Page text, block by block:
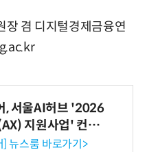
장 겸 디지털경제금융연
, 서울AI허브 '2026
지원사업' 컨소
] 뉴스룸 바로가기>